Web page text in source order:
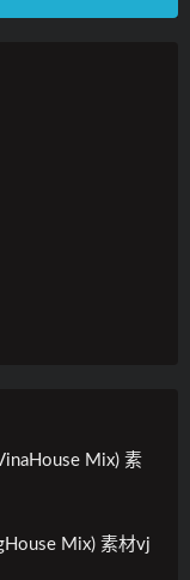
Mix) 素
Mix) 素材vj